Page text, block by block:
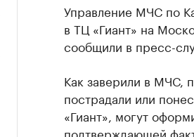
Управление МЧС по
в ТЦ «Гиант» на
сообщили в пресс-
Как заверили в МЧС,
пострадали или
«Гиант», могут
подтверждающей